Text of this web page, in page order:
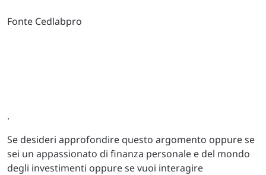
Fonte Cedlabpro
.
Se desideri approfondire questo argomento oppure se
sei un appassionato di finanza personale e del mondo
degli investimenti oppure se vuoi interagire